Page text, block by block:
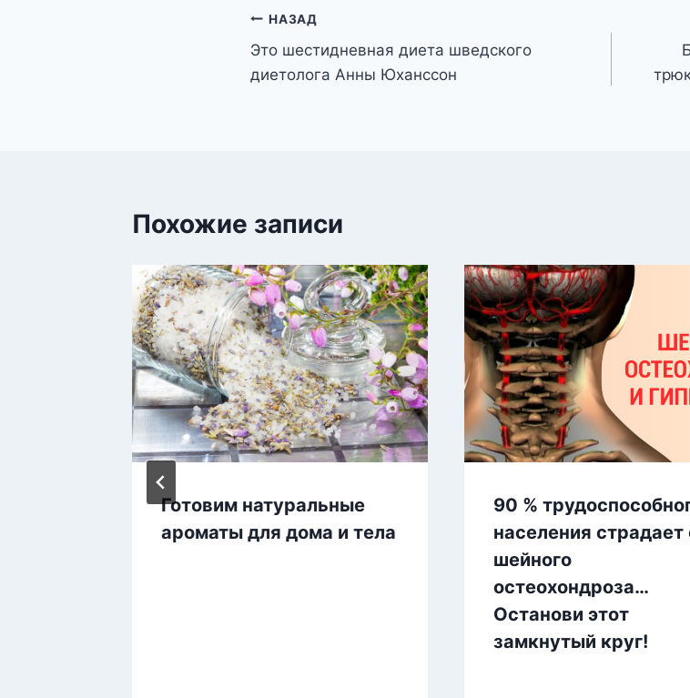
Навигация
по
НАЗАД
Это шестидневная диета шведского
диетолога Анны Юханссон
Похожие записи
Готовим натуральные
ароматы для дома и тела
90 %
населения страдает
шейного
остеохондроза…
Останови этот
замкнутый круг!